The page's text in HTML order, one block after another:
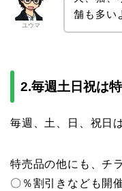
ユウマ
舗も多い
2.毎週土日祝は
毎週、土、日、祝日
特売品の他にも、チ
〇％割引きなども開